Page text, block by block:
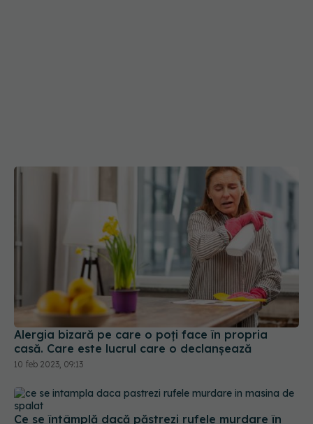
Alergia bizară pe care o poți face în propria
casă. Care este lucrul care o declanșează
10 feb 2023, 09:13
Ce se întâmplă dacă păstrezi rufele murdare în
mașina de spălat. Detaliul dezgustător care te va
face să renunți la acest obicei